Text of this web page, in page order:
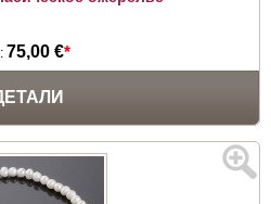
75,00 €*